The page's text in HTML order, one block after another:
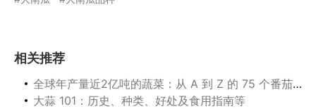
相关推荐
全球年产量近2亿吨的蔬菜：从 A 到 Z 的 75 个番茄品种（附图片）
大蒜 101：历史、种类、好处及食用指南等